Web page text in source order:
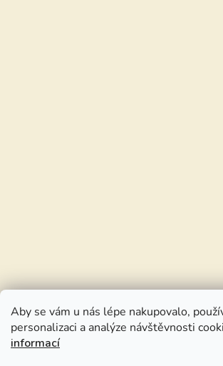
Aby se vám u nás lépe nakupovalo,
personalizaci a analýze návštěvnosti
informací